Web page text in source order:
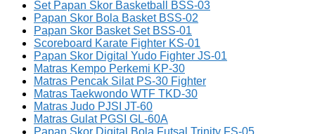
Set Papan Skor Basketball BSS-03
Papan Skor Bola Basket BSS-02
Papan Skor Basket Set BSS-01
Scoreboard Karate Fighter KS-01
Papan Skor Digital Yudo Fighter JS-01
Matras Kempo Perkemi KP-30
Matras Pencak Silat PS-30 Fighter
Matras Taekwondo WTF TKD-30
Matras Judo PJSI JT-60
Matras Gulat PGSI GL-60A
Papan Skor Digital Bola Futsal Trinity FS-05